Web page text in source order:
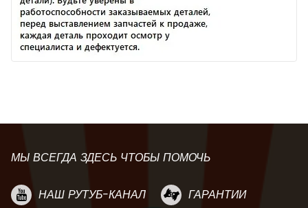
МЫ ВСЕГДА ЗДЕСЬ ЧТОБЫ ПОМОЧЬ
НАШ РУТУБ-КАНАЛ
ГАРАНТИИ